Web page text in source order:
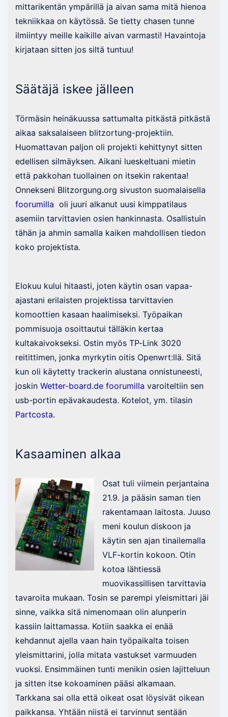
mittarikentän ympärillä ja aivan sama mitä hienoa
tekniikkaa on käytössä. Se tietty chasen tunne
ilmiintyy meille kaikille aivan varmasti! Havaintoja
kirjataan sitten jos siltä tuntuu!
Säätäjä iskee jälleen
Törmäsin heinäkuussa sattumalta pitkästä pitkästä
aikaa saksalaiseen blitzortung-projektiin.
Huomattavan paljon oli projekti kehittynyt sitten
edellisen silmäyksen. Aikani lueskeltuani mietin
että pakkohan tuollainen on itsekin rakentaa!
Onnekseni Blitzorgung.org sivuston suomalaisella
foorumilla oli juuri alkanut uusi kimppatilaus
asemiin tarvittavien osien hankinnasta. Osallistuin
tähän ja ahmin samalla kaiken mahdollisen tiedon
koko projektista.
Elokuu kului hitaasti, joten käytin osan vapaa-
ajastani erilaisten projektissa tarvittavien
komoottien kasaan haalimiseksi. Työpaikan
pommisuoja osoittautui tälläkin kertaa
kultakaivokseksi. Ostin myös TP-Link 3020
reitittimen, jonka myrkytin oitis Openwrt:llä. Sitä
kun oli käytetty trackerin alustana onnistuneesti,
joskin Wetter-board.de foorumilla varoiteltiin sen
usb-portin epävakaudesta. Kotelot, ym. tilasin
Partcosta.
Kasaaminen alkaa
Osat tuli viimein perjantaina
21.9. ja pääsin saman tien
rakentamaan laitosta. Juuso
meni koulun diskoon ja
käytin sen ajan tinailemalla
VLF-kortin kokoon. Otin
kotoa lähtiessä
muovikassillisen tarvittavia
tavaroita mukaan. Tosin se parempi yleismittari jäi
sinne, vaikka sitä nimenomaan olin alunperin
kassiin laittamassa. Kotiin saakka ei enää
kehdannut ajella vaan hain työpaikalta toisen
yleismittarini, jolla mitata vastukset varmuuden
vuoksi. Ensimmäinen tunti menikin osien lajitteluun
ja sitten itse kokoaminen pääsi alkamaan.
Tarkkana sai olla että oikeat osat löysivät oikean
paikkansa. Yhtään niistä ei tarvinnut sentään